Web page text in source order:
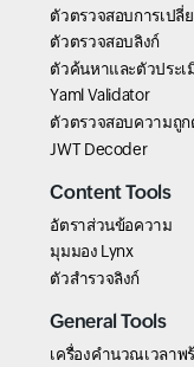
ตัวตรวจสอบการเปลี่
ตัวตรวจสอบลิงก์
ตัวค้นหาและตัวประเ
Yaml Validator
ตัวตรวจสอบความถูก
JWT Decoder
Content Tools
อัตราส่วนข้อความ
มุมมอง Lynx
ตัวสำรวจลิงก์
General Tools
เครื่องคำนวณเวลาพ